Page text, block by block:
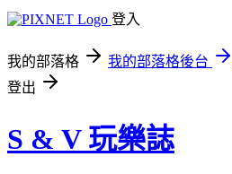
登入
我的部落格 我的部落格後台
登出
S & V 玩樂誌